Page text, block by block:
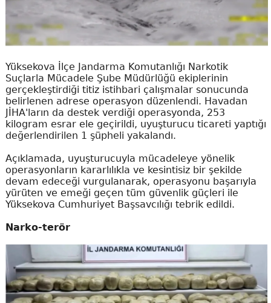
Yüksekova İlçe Jandarma Komutanlığı Narkotik
Suçlarla Mücadele Şube Müdürlüğü ekiplerinin
gerçekleştirdiği titiz istihbari çalışmalar sonucunda
belirlenen adrese operasyon düzenlendi. Havadan
JİHA'ların da destek verdiği operasyonda, 253
kilogram esrar ele geçirildi, uyuşturucu ticareti yaptığı
değerlendirilen 1 şüpheli yakalandı.
Açıklamada, uyuşturucuyla mücadeleye yönelik
operasyonların kararlılıkla ve kesintisiz bir şekilde
devam edeceği vurgulanarak, operasyonu başarıyla
yürüten ve emeği geçen tüm güvenlik güçleri ile
Yüksekova Cumhuriyet Başsavcılığı tebrik edildi.
Narko-terör